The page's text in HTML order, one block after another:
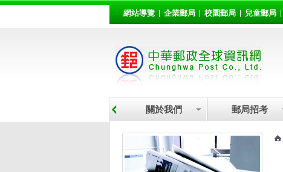
網站導覽 企業郵局 校園郵局 兒童郵局
關於我們 郵局招考